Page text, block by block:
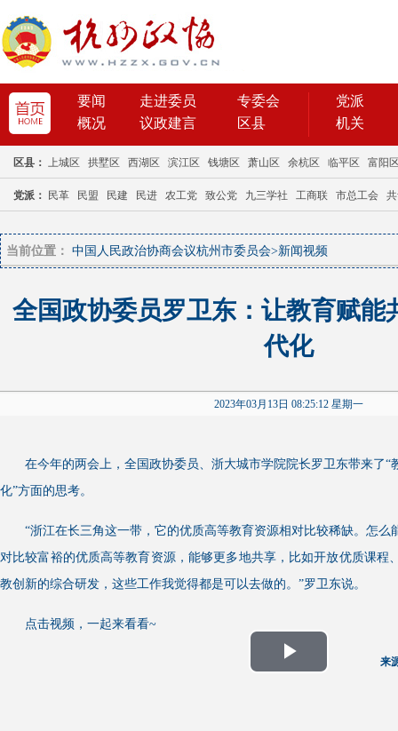
当前位置： 中国人民政治协商会议杭州市委员会>新闻视频
全国政协委员罗卫东：让教育赋能
代化
2023年03月13日 08:25:12 星期一
在今年的两会上，全国政协委员、浙大城市学院院长罗卫东带来了“
化”方面的思考。
“浙江在长三角这一带，它的优质高等教育资源相对比较稀缺。怎么
对比较富裕的优质高等教育资源，能够更多地共享，比如开放优质课程
教创新的综合研发，这些工作我觉得都是可以去做的。”罗卫东说。
点击视频，一起来看看~
Play
来